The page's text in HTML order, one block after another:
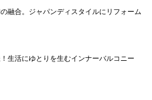
融合。ジャパンディスタイルにリフォーム
生活にゆとりを生むインナーバルコニー